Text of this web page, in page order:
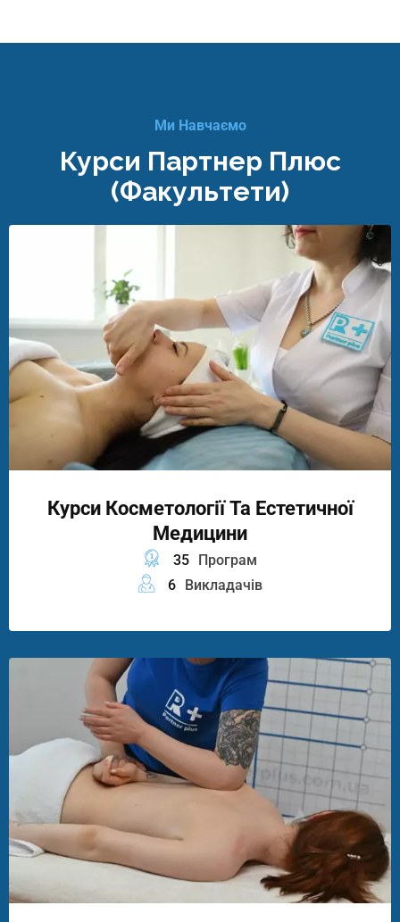
Ми Навчаємо
Курси Партнер Плюс
(факультети)
Курси Косметології Та Естетичної
Медицини
35
Програм
6
Викладачів